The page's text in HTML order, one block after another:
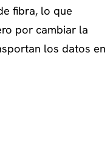
fibra, lo que
por cambiar la
los datos en